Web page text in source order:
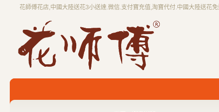
花師傅花店,中國大陸送花3小送達.微信.支付寶充值,淘寶代付.中國大陸送花